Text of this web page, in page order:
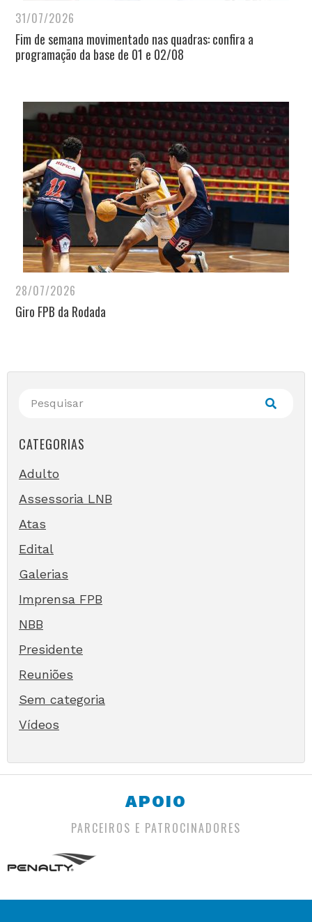
31/07/2026
Fim de semana movimentado nas quadras: confira a
programação da base de 01 e 02/08
28/07/2026
Giro FPB da Rodada
CATEGORIAS
Adulto
Assessoria LNB
Atas
Edital
Galerias
Imprensa FPB
NBB
Presidente
Reuniões
Sem categoria
Vídeos
APOIO
PARCEIROS E PATROCINADORES